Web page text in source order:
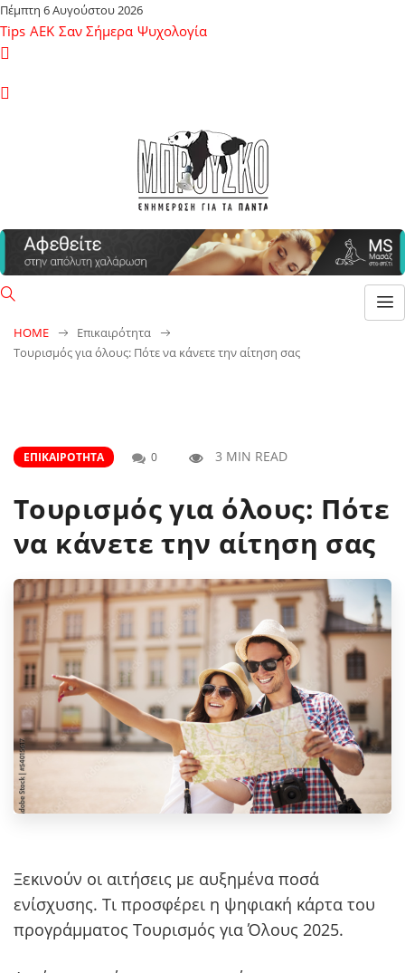
Πέμπτη 6 Αυγούστου 2026
Tips ΑΕΚ Σαν Σήμερα Ψυχολογία
HOME
Επικαιρότητα
Τουρισμός για όλους: Πότε να κάνετε την αίτηση σας
ΕΠΙΚΑΙΡΌΤΗΤΑ 0 3 MIN READ
Τουρισμός για όλους: Πότε
να κάνετε την αίτηση σας
Ξεκινούν οι αιτήσεις με αυξημένα ποσά
ενίσχυσης. Τι προσφέρει η ψηφιακή κάρτα του
προγράμματος Τουρισμός για Όλους 2025.